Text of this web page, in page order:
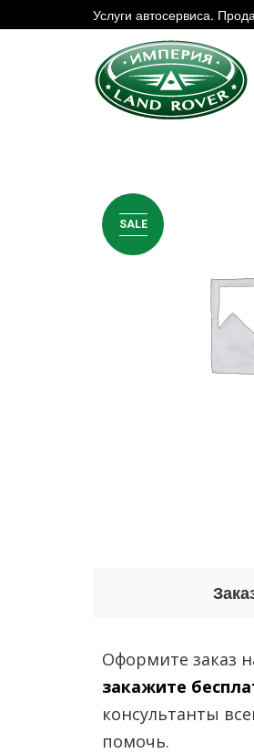
Услуги автосервиса.
SALE
Оформите заказ
закажите
консультанты
помочь.